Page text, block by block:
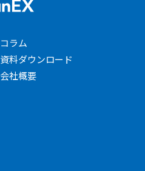
コラム
資料ダウンロード
会社概要